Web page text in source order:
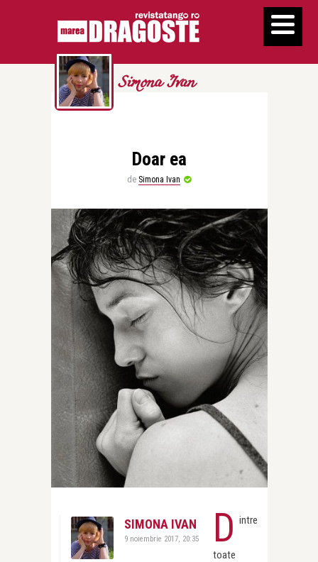
Simona Ivan
Doar ea
de Simona Ivan
SIMONA IVAN
9 noiembrie 2017, 20:35 D intre
toate